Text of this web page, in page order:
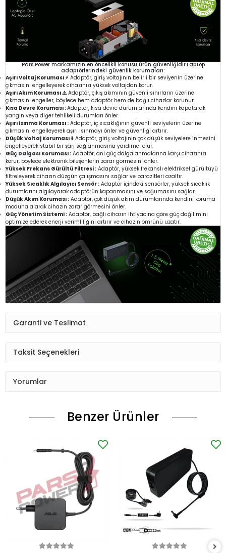
Pars Power markamızın en öncelikli konusu ürün güvenliğidir.Laptop
adaptörlerindeki güvenlik korumaları:
Aşırı Voltaj Koruması ⚡ Adaptör, giriş voltajının belirli bir seviyenin üzerine
çıkmasını engelleyerek cihazınızı yüksek voltajdan korur.
Aşırı Akım Koruması ⚠️Adaptör, çıkış akımının güvenli sınırların üzerine
çıkmasını engeller, böylece hem adaptör hem de bağlı cihazlar korunur.
Kısa Devre Koruması :Adaptör, kısa devre durumlarında kendini kapatarak
yangın veya diğer tehlikeli durumları önler.
Aşırı Isınma Koruması : Adaptör, iç sıcaklığının güvenli seviyelerin üzerine
çıkmasını engelleyerek aşırı ısınmayı önler ve güvenliği artırır.
Düşük Voltaj Koruması ⬇️ Adaptör, giriş voltajının çok düşük seviyelere inmesini
engelleyerek stabil bir şarj sağlanmasına yardımcı olur.
Güç Dalgası Koruması : Adaptör, ani güç dalgalanmalarına karşı cihazınızı
korur, böylece elektronik bileşenlerin zarar görmesini önler.
Yüksek Frekans Gürültü Filtresi : Adaptör, yüksek frekanslı elektriksel gürültüyü
filtreleyerek cihazın düzgün çalışmasını sağlar ve parazitleri azaltır.
Yüksek Sıcaklık Algılayıcı Sensör : Adaptör içindeki sensörler, yüksek sıcaklık
durumlarını algılayarak adaptörün kapanmasını ve soğumasını sağlar.
Düşük Akım Koruması : Adaptör, çok düşük akım durumlarında kendini koruma
moduna alarak cihazın zarar görmesini önler.
Güç Yönetim Sistemi : Adaptör, bağlı cihazın ihtiyacına göre güç dağılımını
optimize ederek enerji verimliliğini artırır ve cihazın ömrünü uzatır.
Garanti ve Teslimat
Taksit Seçenekleri
Yorumlar
Benzer Ürünler